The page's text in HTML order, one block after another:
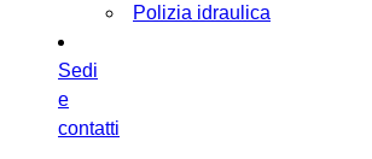
Polizia idraulica
Sedi
e
contatti